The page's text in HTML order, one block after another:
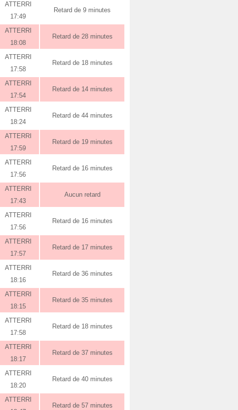
ATTERRI
17:49
Retard de 9 minutes
ATTERRI
18:08
Retard de 28 minutes
ATTERRI
17:58
Retard de 18 minutes
ATTERRI
17:54
Retard de 14 minutes
ATTERRI
18:24
Retard de 44 minutes
ATTERRI
17:59
Retard de 19 minutes
ATTERRI
17:56
Retard de 16 minutes
ATTERRI
17:43
Aucun retard
ATTERRI
17:56
Retard de 16 minutes
ATTERRI
17:57
Retard de 17 minutes
ATTERRI
18:16
Retard de 36 minutes
ATTERRI
18:15
Retard de 35 minutes
ATTERRI
17:58
Retard de 18 minutes
ATTERRI
18:17
Retard de 37 minutes
ATTERRI
18:20
Retard de 40 minutes
ATTERRI
Retard de 57 minutes